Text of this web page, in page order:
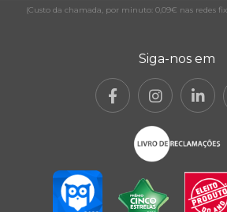
(Custo da chamada, por minuto: 0,09€ nas redes
Siga-nos em